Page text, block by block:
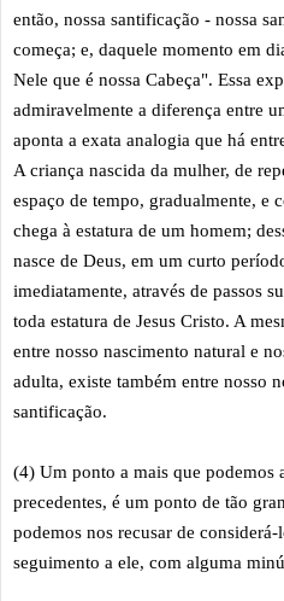
então, nossa santificação - nossa
começa; e, daquele momento em
Nele que é nossa Cabeça". Essa
admiravelmente a diferença entre
aponta a exata analogia que há
A criança nascida da mulher, de
espaço de tempo, gradualmente, e
chega à estatura de um homem;
nasce de Deus, em um curto
imediatamente, através de passos
toda estatura de Jesus Cristo. A
entre nosso nascimento natural e
adulta, existe também entre nosso
santificação.
(4) Um ponto a mais que podemos
precedentes, é um ponto de tão
podemos nos recusar de
seguimento a ele, com alguma